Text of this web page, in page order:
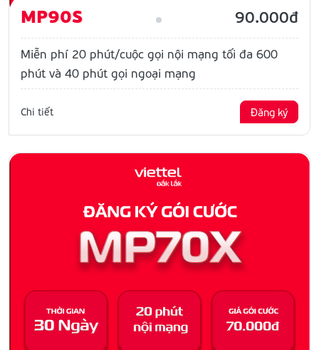
MP90S 90.000đ
Miễn phí 20 phút/cuộc gọi nội mạng tối đa 600
phút và 40 phút gọi ngoại mạng
Chi tiết Đăng ký